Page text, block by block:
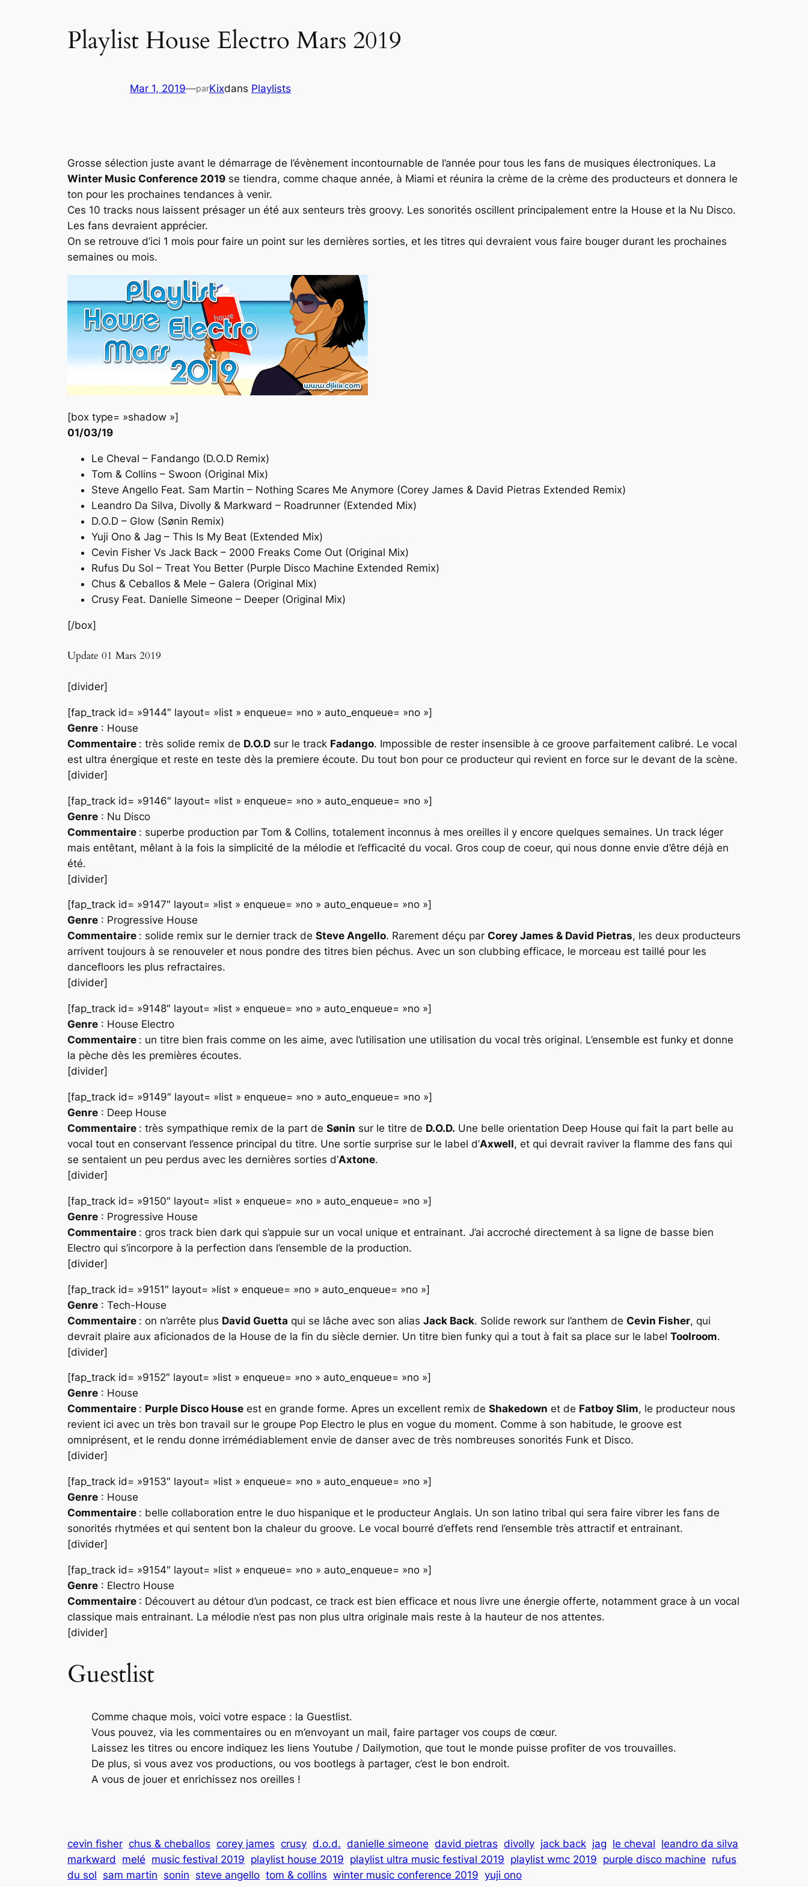
Playlist House Electro Mars 2019
Mar 1, 2019—parKixdans Playlists
Grosse sélection juste avant le démarrage de l’évènement incontournable de l’année pour tous les fans de musiques électroniques. La
Winter Music Conference 2019 se tiendra, comme chaque année, à Miami et réunira la crème de la crème des producteurs et donnera le
ton pour les prochaines tendances à venir.
Ces 10 tracks nous laissent présager un été aux senteurs très groovy. Les sonorités oscillent principalement entre la House et la Nu Disco.
Les fans devraient apprécier.
On se retrouve d’ici 1 mois pour faire un point sur les dernières sorties, et les titres qui devraient vous faire bouger durant les prochaines
semaines ou mois.
[box type= »shadow »]
01/03/19
Le Cheval – Fandango (D.O.D Remix)
Tom & Collins – Swoon (Original Mix)
Steve Angello Feat. Sam Martin – Nothing Scares Me Anymore (Corey James & David Pietras Extended Remix)
Leandro Da Silva, Divolly & Markward – Roadrunner (Extended Mix)
D.O.D – Glow (Sønin Remix)
Yuji Ono & Jag – This Is My Beat (Extended Mix)
Cevin Fisher Vs Jack Back – 2000 Freaks Come Out (Original Mix)
Rufus Du Sol – Treat You Better (Purple Disco Machine Extended Remix)
Chus & Ceballos & Mele – Galera (Original Mix)
Crusy Feat. Danielle Simeone – Deeper (Original Mix)
[/box]
Update 01 Mars 2019
[divider]
[fap_track id= »9144″ layout= »list » enqueue= »no » auto_enqueue= »no »]
Genre : House
Commentaire : très solide remix de D.O.D sur le track Fadango. Impossible de rester insensible à ce groove parfaitement calibré. Le vocal
est ultra énergique et reste en teste dès la premiere écoute. Du tout bon pour ce producteur qui revient en force sur le devant de la scène.
[divider]
[fap_track id= »9146″ layout= »list » enqueue= »no » auto_enqueue= »no »]
Genre : Nu Disco
Commentaire : superbe production par Tom & Collins, totalement inconnus à mes oreilles il y encore quelques semaines. Un track léger
mais entêtant, mêlant à la fois la simplicité de la mélodie et l’efficacité du vocal. Gros coup de coeur, qui nous donne envie d’être déjà en
été.
[divider]
[fap_track id= »9147″ layout= »list » enqueue= »no » auto_enqueue= »no »]
Genre : Progressive House
Commentaire : solide remix sur le dernier track de Steve Angello. Rarement déçu par Corey James & David Pietras, les deux producteurs
arrivent toujours à se renouveler et nous pondre des titres bien péchus. Avec un son clubbing efficace, le morceau est taillé pour les
dancefloors les plus refractaires.
[divider]
[fap_track id= »9148″ layout= »list » enqueue= »no » auto_enqueue= »no »]
Genre : House Electro
Commentaire : un titre bien frais comme on les aime, avec l’utilisation une utilisation du vocal très original. L’ensemble est funky et donne
la pèche dès les premières écoutes.
[divider]
[fap_track id= »9149″ layout= »list » enqueue= »no » auto_enqueue= »no »]
Genre : Deep House
Commentaire : très sympathique remix de la part de Sønin sur le titre de D.O.D. Une belle orientation Deep House qui fait la part belle au
vocal tout en conservant l’essence principal du titre. Une sortie surprise sur le label d’Axwell, et qui devrait raviver la flamme des fans qui
se sentaient un peu perdus avec les dernières sorties d’Axtone.
[divider]
[fap_track id= »9150″ layout= »list » enqueue= »no » auto_enqueue= »no »]
Genre : Progressive House
Commentaire : gros track bien dark qui s’appuie sur un vocal unique et entrainant. J’ai accroché directement à sa ligne de basse bien
Electro qui s’incorpore à la perfection dans l’ensemble de la production.
[divider]
[fap_track id= »9151″ layout= »list » enqueue= »no » auto_enqueue= »no »]
Genre : Tech-House
Commentaire : on n’arrête plus David Guetta qui se lâche avec son alias Jack Back. Solide rework sur l’anthem de Cevin Fisher, qui
devrait plaire aux aficionados de la House de la fin du siècle dernier. Un titre bien funky qui a tout à fait sa place sur le label Toolroom.
[divider]
[fap_track id= »9152″ layout= »list » enqueue= »no » auto_enqueue= »no »]
Genre : House
Commentaire : Purple Disco House est en grande forme. Apres un excellent remix de Shakedown et de Fatboy Slim, le producteur nous
revient ici avec un très bon travail sur le groupe Pop Electro le plus en vogue du moment. Comme à son habitude, le groove est
omniprésent, et le rendu donne irrémédiablement envie de danser avec de très nombreuses sonorités Funk et Disco.
[divider]
[fap_track id= »9153″ layout= »list » enqueue= »no » auto_enqueue= »no »]
Genre : House
Commentaire : belle collaboration entre le duo hispanique et le producteur Anglais. Un son latino tribal qui sera faire vibrer les fans de
sonorités rhytmées et qui sentent bon la chaleur du groove. Le vocal bourré d’effets rend l’ensemble très attractif et entrainant.
[divider]
[fap_track id= »9154″ layout= »list » enqueue= »no » auto_enqueue= »no »]
Genre : Electro House
Commentaire : Découvert au détour d’un podcast, ce track est bien efficace et nous livre une énergie offerte, notamment grace à un vocal
classique mais entrainant. La mélodie n’est pas non plus ultra originale mais reste à la hauteur de nos attentes.
[divider]
Guestlist
Comme chaque mois, voici votre espace : la Guestlist.
Vous pouvez, via les commentaires ou en m’envoyant un mail, faire partager vos coups de cœur.
Laissez les titres ou encore indiquez les liens Youtube / Dailymotion, que tout le monde puisse profiter de vos trouvailles.
De plus, si vous avez vos productions, ou vos bootlegs à partager, c’est le bon endroit.
A vous de jouer et enrichissez nos oreilles !
cevin fisher chus & cheballos corey james crusy d.o.d. danielle simeone david pietras divolly jack back jag le cheval leandro da silva
markward
melé music festival 2019 playlist house 2019 playlist ultra music festival 2019 playlist wmc 2019 purple disco machine rufus
du sol sam martin sonin steve angello tom & collins winter music conference 2019 yuji ono